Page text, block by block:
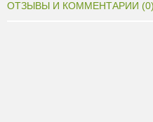
ОТЗЫВЫ И КОММЕНТАРИИ (0)